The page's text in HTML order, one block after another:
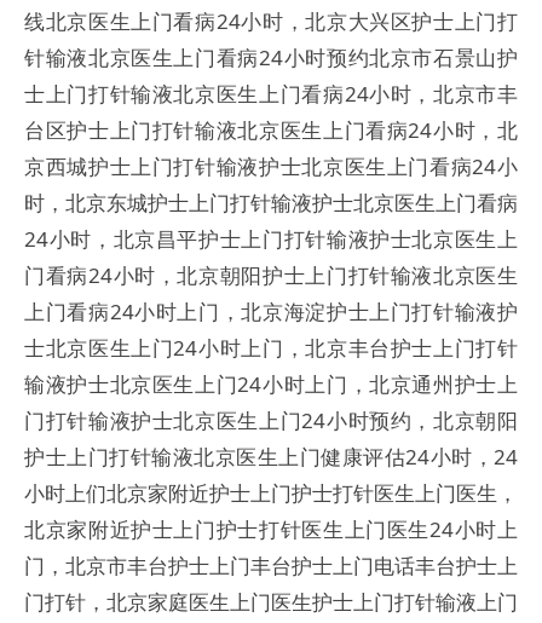
线北京医生上门看病24小时，北京大兴区护士上门打
针输液北京医生上门看病24小时预约北京市石景山护
士上门打针输液北京医生上门看病24小时，北京市丰
台区护士上门打针输液北京医生上门看病24小时，北
京西城护士上门打针输液护士北京医生上门看病24小
时，北京东城护士上门打针输液护士北京医生上门看病
24小时，北京昌平护士上门打针输液护士北京医生上
门看病24小时，北京朝阳护士上门打针输液北京医生
上门看病24小时上门，北京海淀护士上门打针输液护
士北京医生上门24小时上门，北京丰台护士上门打针
输液护士北京医生上门24小时上门，北京通州护士上
门打针输液护士北京医生上门24小时预约，北京朝阳
护士上门打针输液北京医生上门健康评估24小时，24
小时上们北京家附近护士上门护士打针医生上门医生，
北京家附近护士上门护士打针医生上门医生24小时上
门，北京市丰台护士上门丰台护士上门电话丰台护士上
门打针，北京家庭医生上门医生护士上门打针输液上门